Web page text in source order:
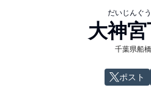
だいじんぐ
大神
千葉県船
ポスト